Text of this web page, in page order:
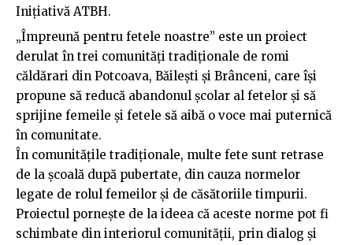
Inițiativă ATBH.
„Împreună pentru fetele noastre” este un proiect
derulat în trei comunități tradiționale de romi
căldărari din Potcoava, Băilești și Brânceni, care își
propune să reducă abandonul școlar al fetelor și să
sprijine femeile și fetele să aibă o voce mai puternică
în comunitate.
În comunitățile tradiționale, multe fete sunt retrase
de la școală după pubertate, din cauza normelor
legate de rolul femeilor și de căsătoriile timpurii.
Proiectul pornește de la ideea că aceste norme pot fi
schimbate din interiorul comunității, prin dialog și